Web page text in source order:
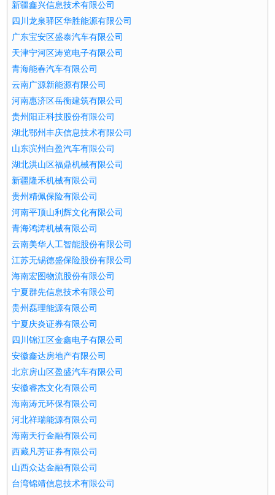
新疆鑫兴信息技术有限公司
四川龙泉驿区华胜能源有限公司
广东宝安区盛泰汽车有限公司
天津宁河区涛览电子有限公司
青海能春汽车有限公司
云南广源新能源有限公司
河南惠济区岳衡建筑有限公司
贵州阳正科技股份有限公司
湖北鄂州丰庆信息技术有限公司
山东滨州白盈汽车有限公司
湖北洪山区福鼎机械有限公司
新疆隆禾机械有限公司
贵州精佩保险有限公司
河南平顶山利辉文化有限公司
青海鸿涛机械有限公司
云南美华人工智能股份有限公司
江苏无锡德盛保险股份有限公司
海南宏图物流股份有限公司
宁夏群先信息技术有限公司
贵州磊理能源有限公司
宁夏庆炎证券有限公司
四川锦江区金鑫电子有限公司
安徽鑫达房地产有限公司
北京房山区盈盛汽车有限公司
安徽睿杰文化有限公司
海南涛元环保有限公司
河北祥瑞能源有限公司
海南天行金融有限公司
西藏凡芳证券有限公司
山西众达金融有限公司
台湾锦靖信息技术有限公司